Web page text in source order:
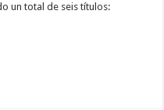
un total de seis títulos: